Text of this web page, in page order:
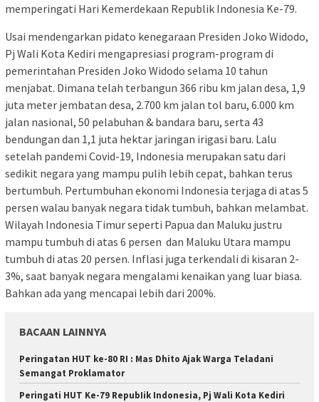
memperingati Hari Kemerdekaan Republik Indonesia Ke-79.
Usai mendengarkan pidato kenegaraan Presiden Joko Widodo,
Pj Wali Kota Kediri mengapresiasi program-program di
pemerintahan Presiden Joko Widodo selama 10 tahun
menjabat. Dimana telah terbangun 366 ribu km jalan desa, 1,9
juta meter jembatan desa, 2.700 km jalan tol baru, 6.000 km
jalan nasional, 50 pelabuhan & bandara baru, serta 43
bendungan dan 1,1 juta hektar jaringan irigasi baru. Lalu
setelah pandemi Covid-19, Indonesia merupakan satu dari
sedikit negara yang mampu pulih lebih cepat, bahkan terus
bertumbuh. Pertumbuhan ekonomi Indonesia terjaga di atas 5
persen walau banyak negara tidak tumbuh, bahkan melambat.
Wilayah Indonesia Timur seperti Papua dan Maluku justru
mampu tumbuh di atas 6 persen dan Maluku Utara mampu
tumbuh di atas 20 persen. Inflasi juga terkendali di kisaran 2-
3%, saat banyak negara mengalami kenaikan yang luar biasa.
Bahkan ada yang mencapai lebih dari 200%.
BACAAN LAINNYA
Peringatan HUT ke-80 RI : Mas Dhito Ajak Warga Teladani
Semangat Proklamator
Peringati HUT Ke-79 RepubIik Indonesia, Pj Wali Kota Kediri